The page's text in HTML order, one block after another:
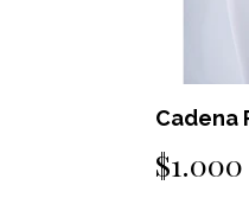
Cadena
$1.000